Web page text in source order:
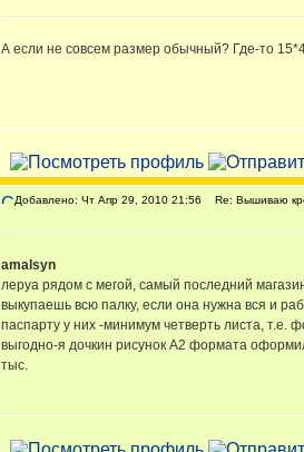
А если не совсем размер обычный? Где-то
Добавлено: Чт Апр 29, 2010 21:56 Re: Вышиваю
amalsyn
леруа рядом с мегой, самый последний
выкупаешь всю палку, если она нужна вся и
паспарту у них -минимум четверть листа, т.е.
выгодно-я дочкин рисунок А2 формата
тыс.